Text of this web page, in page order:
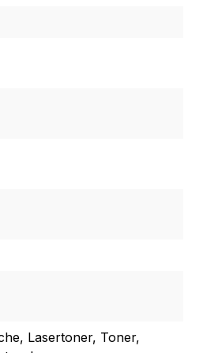
Lasertoner, Toner,